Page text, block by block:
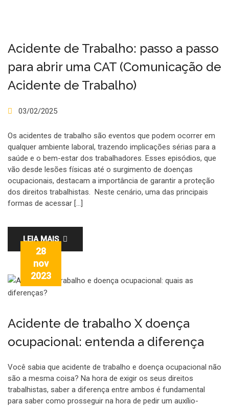
Acidente de Trabalho: passo a passo
para abrir uma CAT (Comunicação de
Acidente de Trabalho)
03/02/2025
Os acidentes de trabalho são eventos que podem ocorrer em
qualquer ambiente laboral, trazendo implicações sérias para a
saúde e o bem-estar dos trabalhadores. Esses episódios, que
vão desde lesões físicas até o surgimento de doenças
ocupacionais, destacam a importância de garantir a proteção
dos direitos trabalhistas. Neste cenário, uma das principais
formas de acessar […]
LEIA MAIS
28
nov
2023
Acidente de trabalho X doença
ocupacional: entenda a diferença
Você sabia que acidente de trabalho e doença ocupacional não
são a mesma coisa? Na hora de exigir os seus direitos
trabalhistas, saber a diferença entre ambos é fundamental
para saber como prosseguir na hora de pedir um auxílio-